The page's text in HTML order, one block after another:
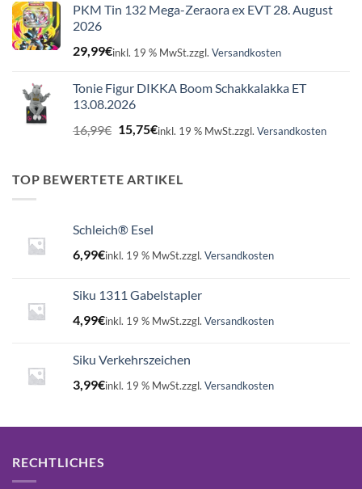
PKM Tin 132 Mega-Zeraora ex EVT 28. August
2026
29,99€inkl. 19 % MwSt.zzgl. Versandkosten
Tonie Figur DIKKA Boom Schakkalakka ET
13.08.2026
16,99€ Ursprünglicher
16,99€
15,75€Aktueller
15,75€.
inkl. 19 % MwSt.zzgl. Versandkosten
TOP BEWERTETE ARTIKEL
Schleich® Esel
6,99€inkl. 19 % MwSt.zzgl. Versandkosten
Siku 1311 Gabelstapler
4,99€inkl. 19 % MwSt.zzgl. Versandkosten
Siku Verkehrszeichen
3,99€inkl. 19 % MwSt.zzgl. Versandkosten
RECHTLICHES